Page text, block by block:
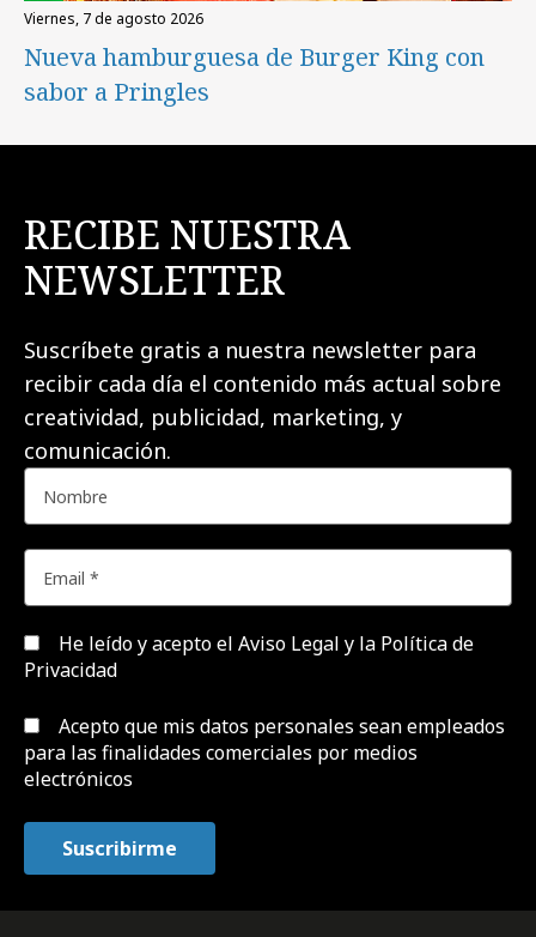
viernes, 7 de agosto 2026
Nueva hamburguesa de Burger King con
sabor a Pringles
RECIBE NUESTRA
NEWSLETTER
Suscríbete gratis a nuestra newsletter para
recibir cada día el contenido más actual sobre
creatividad, publicidad, marketing, y
comunicación.
He leído y acepto el Aviso Legal y la Política de
Privacidad
Acepto que mis datos personales sean empleados
para las finalidades comerciales por medios
electrónicos